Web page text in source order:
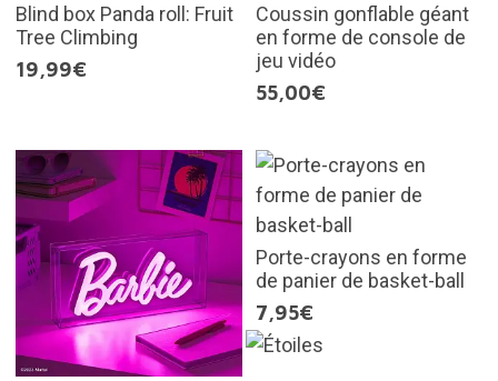
Blind box Panda roll: Fruit
Tree Climbing
19,99€
Coussin gonflable géant
en forme de console de
jeu vidéo
55,00€
Porte-crayons en forme
de panier de basket-ball
7,95€